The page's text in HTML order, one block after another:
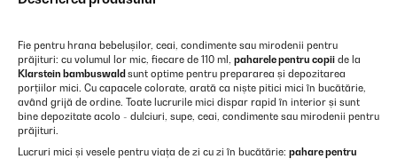
Fie pentru hrana bebelușilor, ceai, condimente sau mirodenii pentru
prăjituri: cu volumul lor mic, fiecare de 110 ml, paharele pentru copii de la
Klarstein bambuswald sunt optime pentru prepararea și depozitarea
porțiilor mici. Cu capacele colorate, arată ca niște pitici mici în bucătărie,
având grijă de ordine. Toate lucrurile mici dispar rapid în interior și sunt
bine depozitate acolo - dulciuri, supe, ceai, condimente sau mirodenii pentru
prăjituri.
Lucruri mici și vesele pentru viața de zi cu zi în bucătărie: pahare pentru